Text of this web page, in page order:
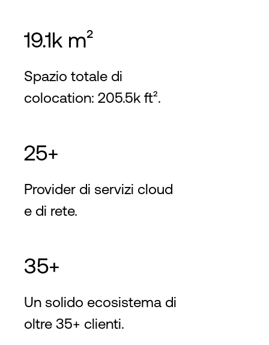
19.1k m²
Spazio totale di
colocation: 205.5k ft².
25+
Provider di servizi cloud
e di rete.
35+
Un solido ecosistema di
oltre 35+ clienti.